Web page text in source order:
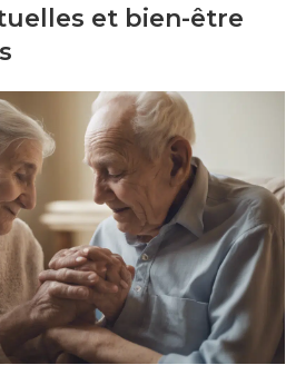
et bien-être